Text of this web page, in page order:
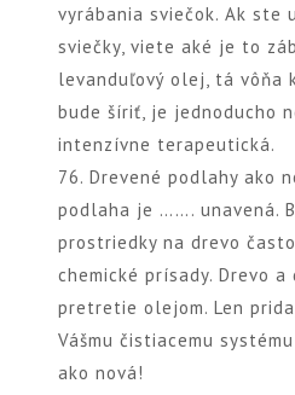
vyrábania sviečok. Ak ste
sviečky, viete aké je to
levanduľový olej, tá vôňa
bude šíriť, je jednoducho
intenzívne terapeutická.
76. Drevené podlahy ako
podlaha je ……. unavená.
prostriedky na drevo
chemické prísady. Drevo
pretretie olejom. Len
Vášmu čistiacemu
ako nová!